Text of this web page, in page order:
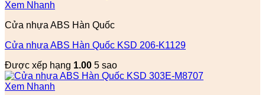
Xem Nhanh
Cửa nhựa ABS Hàn Quốc
Cửa nhựa ABS Hàn Quốc KSD 206-K1129
Được xếp hạng 1.00 5 sao
Xem Nhanh